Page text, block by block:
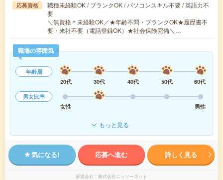
応募資格
職種未経験OK / ブランクOK / パソコンスキル不要 / 英語力不
要
＼無資格＊未経験OK／★年齢不問・ブランクOK★履歴書不
要・来社不要（電話登録OK）★社会保険完備＼…
職場の雰囲気
年齢層
20代
30代 40代 50代
60代
男女比率
女性
男性
もっと見る
気になる! 応募へ進む 詳しく見る
派遣会社 株式会社ニッソーネット